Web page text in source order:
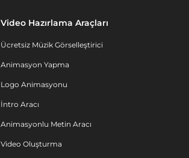
Video Hazırlama Araçları
Ücretsiz Müzik Görselleştirici
Animasyon Yapma
Logo Animasyonu
İntro Aracı
Animasyonlu Metin Aracı
Video Oluşturma